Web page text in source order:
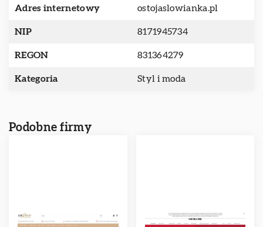
Adres internetowy ostojaslowianka.pl
NIP 8171945734
REGON 831364279
Kategoria Styl i moda
Podobne firmy